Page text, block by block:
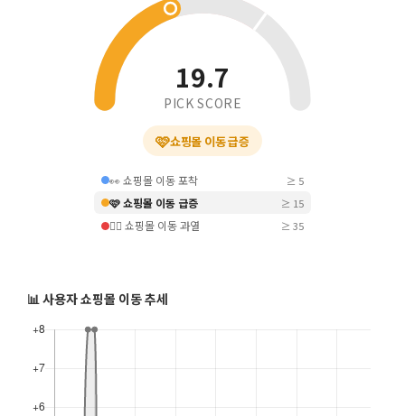
19.7
PICK SCORE
🩷쇼핑몰 이동 급증
👀 쇼핑몰 이동 포착 ≥ 5
🩷 쇼핑몰 이동 급증 ≥ 15
❤️‍🔥 쇼핑몰 이동 과열 ≥ 35
📊 사용자 쇼핑몰 이동 추세